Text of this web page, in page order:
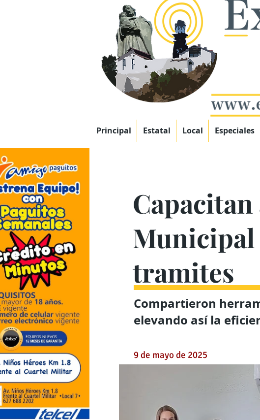
Principal Estatal Local Especiales
Municipal
tramites
Compartieron
elevando así la
9 de mayo de 2025